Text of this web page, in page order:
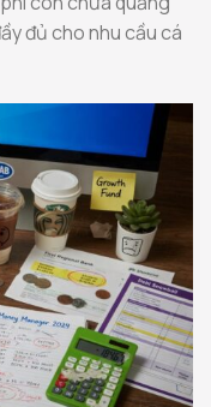
đủ cho nhu cầu cá